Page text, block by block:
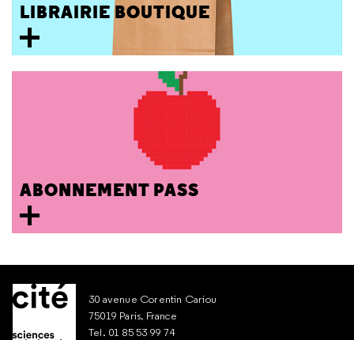
LIBRAIRIE BOUTIQUE
ABONNEMENT PASS
30 avenue Corentin Cariou
75019 Paris, France
Tel. 01 85 53 99 74